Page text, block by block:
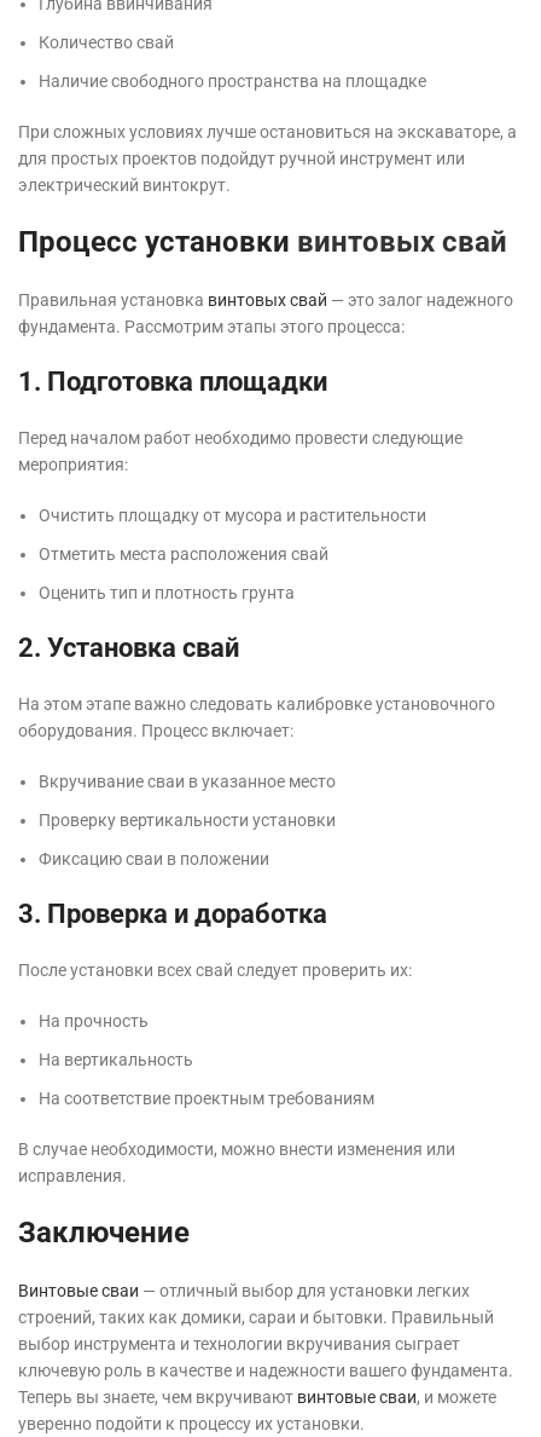
Количество свай
Наличие свободного пространства на площадке
При сложных условиях лучше остановиться на экскаваторе, а
для простых проектов подойдут ручной инструмент или
электрический винтокрут.
Процесс установки винтовых свай
Правильная установка винтовых свай — это залог надежного
фундамента. Рассмотрим этапы этого процесса:
1. Подготовка площадки
Перед началом работ необходимо провести следующие
мероприятия:
Очистить площадку от мусора и растительности
Отметить места расположения свай
Оценить тип и плотность грунта
2. Установка свай
На этом этапе важно следовать калибровке установочного
оборудования. Процесс включает:
Вкручивание сваи в указанное место
Проверку вертикальности установки
Фиксацию сваи в положении
3. Проверка и доработка
После установки всех свай следует проверить их:
На прочность
На вертикальность
На соответствие проектным требованиям
В случае необходимости, можно внести изменения или
исправления.
Заключение
Винтовые сваи — отличный выбор для установки легких
строений, таких как домики, сараи и бытовки. Правильный
выбор инструмента и технологии вкручивания сыграет
ключевую роль в качестве и надежности вашего фундамента.
Теперь вы знаете, чем вкручивают винтовые сваи, и можете
уверенно подойти к процессу их установки.